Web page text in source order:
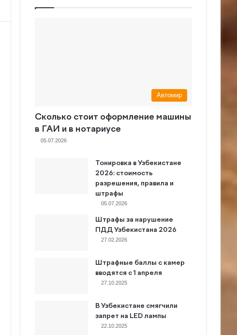
Автомир
Сколько стоит оформление машины
в ГАИ и в нотариусе
05.07.2026
Тонировка в Узбекистане
2026: стоимость
разрешения, правила и
штрафы
05.07.2026
Штрафы за нарушение
ПДД Узбекистана 2026
27.02.2026
Штрафные баллы с камер
вводятся с 1 апреля
27.10.2025
В Узбекистане смягчили
запрет на LED лампы
22.10.2025